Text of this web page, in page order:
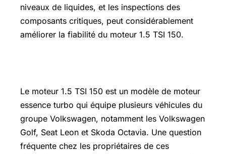
niveaux de liquides, et les inspections des
composants critiques, peut considérablement
améliorer la fiabilité du moteur 1.5 TSI 150.
Le moteur 1.5 TSI 150 est un modèle de moteur
essence turbo qui équipe plusieurs véhicules du
groupe Volkswagen, notamment les Volkswagen
Golf, Seat Leon et Skoda Octavia. Une question
fréquente chez les propriétaires de ces